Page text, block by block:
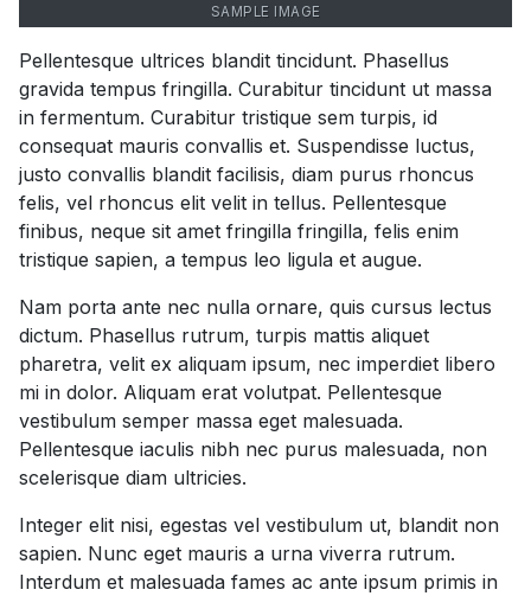
SAMPLE IMAGE
Pellentesque ultrices blandit tincidunt. Phasellus
gravida tempus fringilla. Curabitur tincidunt ut massa
in fermentum. Curabitur tristique sem turpis, id
consequat mauris convallis et. Suspendisse luctus,
justo convallis blandit facilisis, diam purus rhoncus
felis, vel rhoncus elit velit in tellus. Pellentesque
finibus, neque sit amet fringilla fringilla, felis enim
tristique sapien, a tempus leo ligula et augue.
Nam porta ante nec nulla ornare, quis cursus lectus
dictum. Phasellus rutrum, turpis mattis aliquet
pharetra, velit ex aliquam ipsum, nec imperdiet libero
mi in dolor. Aliquam erat volutpat. Pellentesque
vestibulum semper massa eget malesuada.
Pellentesque iaculis nibh nec purus malesuada, non
scelerisque diam ultricies.
Integer elit nisi, egestas vel vestibulum ut, blandit non
sapien. Nunc eget mauris a urna viverra rutrum.
Interdum et malesuada fames ac ante ipsum primis in